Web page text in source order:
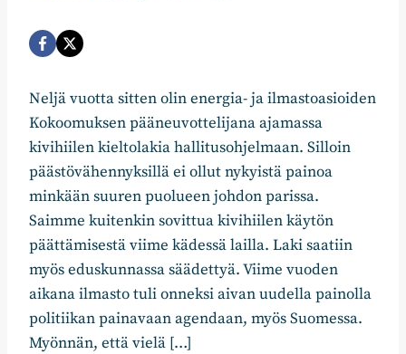
Neljä vuotta sitten olin energia- ja ilmastoasioiden
Kokoomuksen pääneuvottelijana ajamassa
kivihiilen kieltolakia hallitusohjelmaan. Silloin
päästövähennyksillä ei ollut nykyistä painoa
minkään suuren puolueen johdon parissa.
Saimme kuitenkin sovittua kivihiilen käytön
päättämisestä viime kädessä lailla. Laki saatiin
myös eduskunnassa säädettyä. Viime vuoden
aikana ilmasto tuli onneksi aivan uudella painolla
politiikan painavaan agendaan, myös Suomessa.
Myönnän, että vielä […]